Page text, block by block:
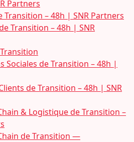
Partners
Transition – 48h | SNR Partners
Transition – 48h | SNR
Sociales de Transition – 48h |
de Transition – 48h | SNR
& Logistique de Transition –
de Transition —